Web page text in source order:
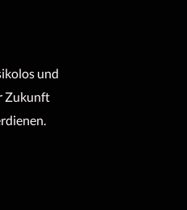
und
Zukunft